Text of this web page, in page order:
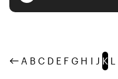
A B C D E F G H I J K L